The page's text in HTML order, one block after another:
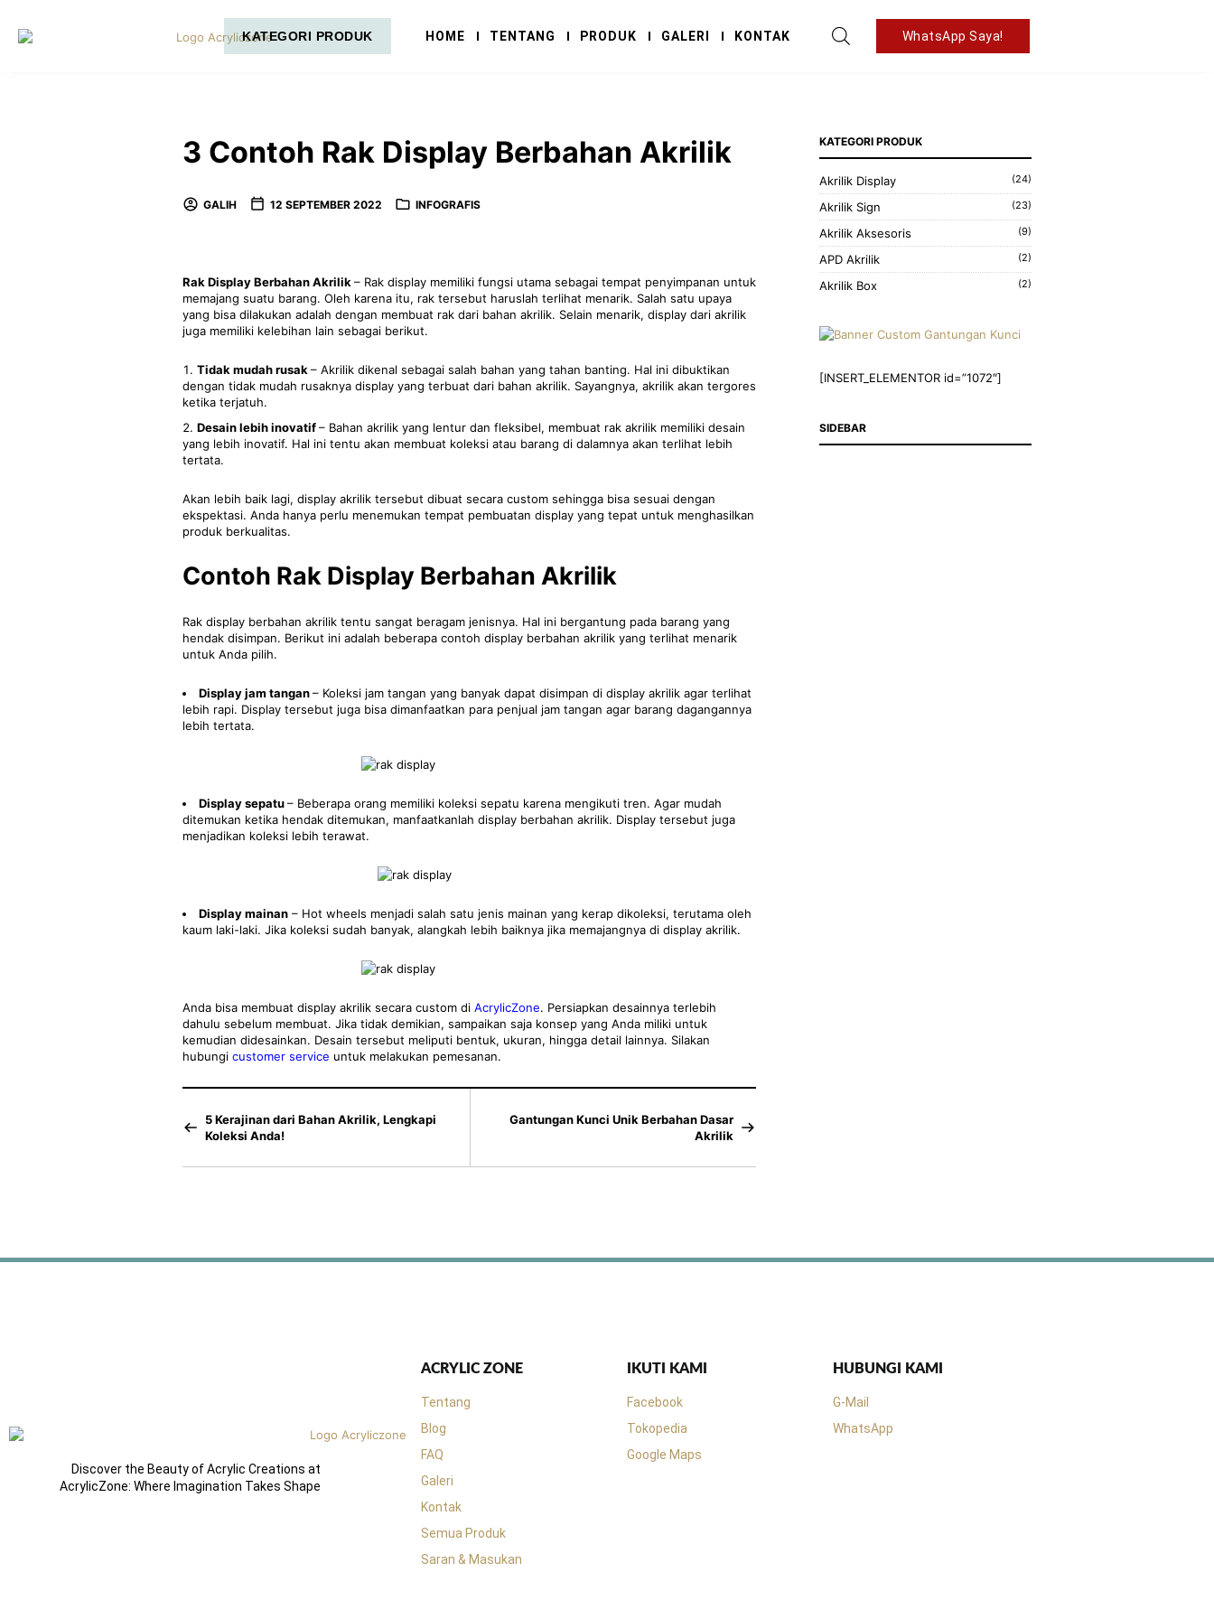
KATEGORI PRODUK HOME TENTANG PRODUK GALERI KONTAK WhatsApp Saya!
3 Contoh Rak Display Berbahan Akrilik
GALIH 12 SEPTEMBER 2022 INFOGRAFIS
Rak Display Berbahan Akrilik – Rak display memiliki fungsi utama sebagai tempat penyimpanan untuk
memajang suatu barang. Oleh karena itu, rak tersebut haruslah terlihat menarik. Salah satu upaya
yang bisa dilakukan adalah dengan membuat rak dari bahan akrilik. Selain menarik, display dari akrilik
juga memiliki kelebihan lain sebagai berikut.
Tidak mudah rusak – Akrilik dikenal sebagai salah bahan yang tahan banting. Hal ini dibuktikan
dengan tidak mudah rusaknya display yang terbuat dari bahan akrilik. Sayangnya, akrilik akan tergores
ketika terjatuh.
Desain lebih inovatif– Bahan akrilik yang lentur dan fleksibel, membuat rak akrilik memiliki desain
yang lebih inovatif. Hal ini tentu akan membuat koleksi atau barang di dalamnya akan terlihat lebih
tertata.
Akan lebih baik lagi, display akrilik tersebut dibuat secara custom sehingga bisa sesuai dengan
ekspektasi. Anda hanya perlu menemukan tempat pembuatan display yang tepat untuk menghasilkan
produk berkualitas.
Contoh Rak Display Berbahan Akrilik
Rak display berbahan akrilik tentu sangat beragam jenisnya. Hal ini bergantung pada barang yang
hendak disimpan. Berikut ini adalah beberapa contoh display berbahan akrilik yang terlihat menarik
untuk Anda pilih.
Display jam tangan– Koleksi jam tangan yang banyak dapat disimpan di display akrilik agar terlihat
lebih rapi. Display tersebut juga bisa dimanfaatkan para penjual jam tangan agar barang dagangannya
lebih tertata.
Display sepatu– Beberapa orang memiliki koleksi sepatu karena mengikuti tren. Agar mudah
ditemukan ketika hendak ditemukan, manfaatkanlah display berbahan akrilik. Display tersebut juga
menjadikan koleksi lebih terawat.
Display mainan – Hot wheels menjadi salah satu jenis mainan yang kerap dikoleksi, terutama oleh
kaum laki-laki. Jika koleksi sudah banyak, alangkah lebih baiknya jika memajangnya di display akrilik.
Anda bisa membuat display akrilik secara custom di AcrylicZone. Persiapkan desainnya terlebih
dahulu sebelum membuat. Jika tidak demikian, sampaikan saja konsep yang Anda miliki untuk
kemudian didesainkan. Desain tersebut meliputi bentuk, ukuran, hingga detail lainnya. Silakan
hubungi customer service untuk melakukan pemesanan.
5 Kerajinan dari Bahan Akrilik, Lengkapi
Koleksi Anda!
Gantungan Kunci Unik Berbahan Dasar
Akrilik
KATEGORI PRODUK
Akrilik Display (24)
Akrilik Sign (23)
Akrilik Aksesoris (9)
APD Akrilik (2)
Akrilik Box (2)
[INSERT_ELEMENTOR id=”1072″]
SIDEBAR
Discover the Beauty of Acrylic Creations at
AcrylicZone: Where Imagination Takes Shape
ACRYLIC ZONE
Tentang
Blog
FAQ
Galeri
Kontak
Semua Produk
Saran & Masukan
IKUTI KAMI
Facebook
Tokopedia
Google Maps
HUBUNGI KAMI
G-Mail
WhatsApp